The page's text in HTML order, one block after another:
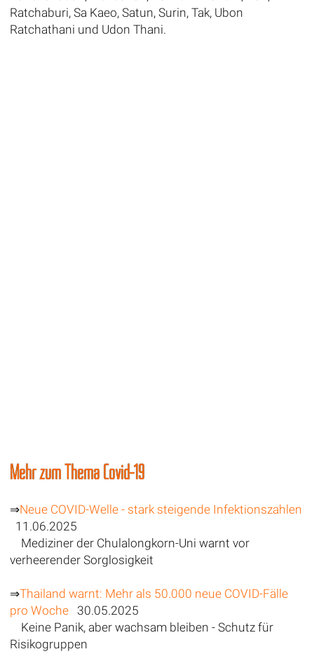
Ratchaburi, Sa Kaeo, Satun, Surin, Tak, Ubon
Ratchathani und Udon Thani.
Mehr zum Thema Covid-19
⇒Neue COVID-Welle - stark steigende Infektionszahlen
11.06.2025
Mediziner der Chulalongkorn-Uni warnt vor
verheerender Sorglosigkeit
⇒Thailand warnt: Mehr als 50.000 neue COVID-Fälle
pro Woche30.05.2025
Keine Panik, aber wachsam bleiben - Schutz für
Risikogruppen